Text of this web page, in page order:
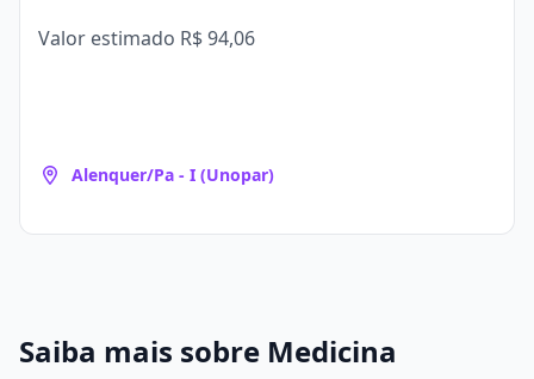
Valor estimado R$ 94,06
Alenquer/Pa - I (Unopar)
Saiba mais sobre Medicina